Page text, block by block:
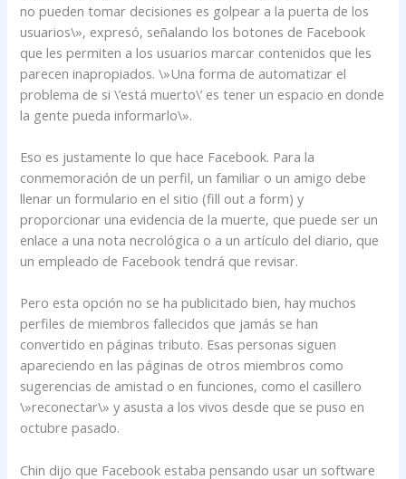
no pueden tomar decisiones es golpear a la puerta de los
usuarios\», expresó, señalando los botones de Facebook
que les permiten a los usuarios marcar contenidos que les
parecen inapropiados. \»Una forma de automatizar el
problema de si \’está muerto\’ es tener un espacio en donde
la gente pueda informarlo\».
Eso es justamente lo que hace Facebook. Para la
conmemoración de un perfil, un familiar o un amigo debe
llenar un formulario en el sitio (fill out a form) y
proporcionar una evidencia de la muerte, que puede ser un
enlace a una nota necrológica o a un artículo del diario, que
un empleado de Facebook tendrá que revisar.
Pero esta opción no se ha publicitado bien, hay muchos
perfiles de miembros fallecidos que jamás se han
convertido en páginas tributo. Esas personas siguen
apareciendo en las páginas de otros miembros como
sugerencias de amistad o en funciones, como el casillero
\»reconectar\» y asusta a los vivos desde que se puso en
octubre pasado.
Chin dijo que Facebook estaba pensando usar un software